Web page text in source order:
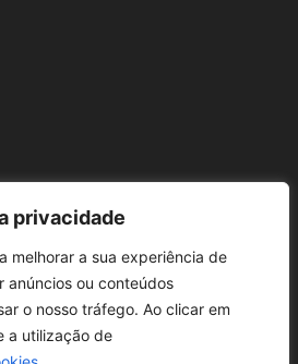
privacidade
melhorar a sua experiência de
anúncios ou conteúdos
o nosso tráfego. Ao clicar em
a utilização de